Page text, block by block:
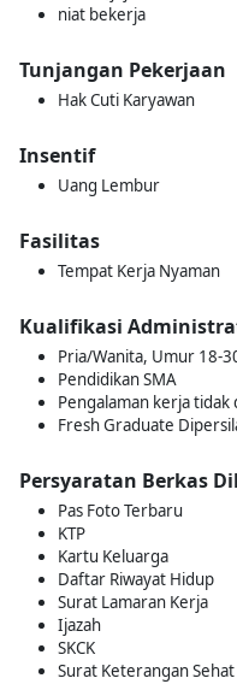
niat bekerja
Tunjangan Pekerjaan
Hak Cuti Karyawan
Insentif
Uang Lembur
Fasilitas
Tempat Kerja Nyaman
Kualifikasi
Pria/Wanita, Umur 18-
Pendidikan SMA
Pengalaman kerja
Fresh Graduate
Persyaratan Berkas
Pas Foto Terbaru
KTP
Kartu Keluarga
Daftar Riwayat Hidup
Surat Lamaran Kerja
Ijazah
SKCK
Surat Keterangan Sehat